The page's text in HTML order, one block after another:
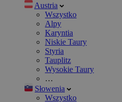
Austria
Wszystko
Alpy
Karyntia
Niskie Taury
Styria
Tauplitz
Wysokie Taury
…
Słowenia
Wszystko